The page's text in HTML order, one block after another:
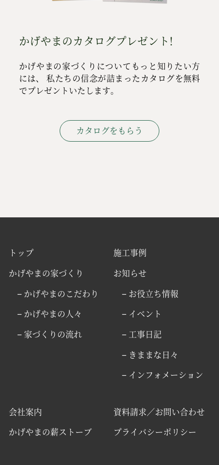
かげやまのカタログプレゼント!
かげやまの家づくりについてもっと知りたい方
には、
私たちの信念が詰まったカタログを無料
でプレゼントいたします。
カタログをもらう
トップ
かげやまの家づくり
− かげやまのこだわり
− かげやまの人々
− 家づくりの流れ
施工事例
お知らせ
− お役立ち情報
− イベント
− 工事日記
− きままな日々
− インフォメーション
会社案内
かげやまの薪ストーブ
資料請求／お問い合わせ
プライバシーポリシー